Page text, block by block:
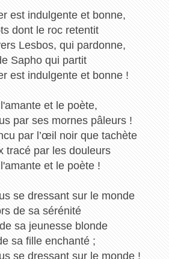
est indulgente et bonne,
dont le roc retentit
Lesbos, qui pardonne,
Sapho qui partit
est indulgente et bonne !
et le poète,
par ses mornes pâleurs !
par l’œil noir que tachète
tracé par les douleurs
et le poète !
se dressant sur le monde
de sa sérénité
sa jeunesse blonde
sa fille enchanté ;
se dressant sur le monde !